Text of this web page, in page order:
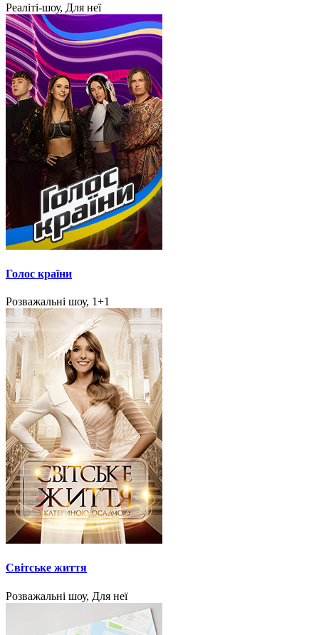
Реаліті-шоу, Для неї
Голос країни
Розважальні шоу, 1+1
Світське життя
Розважальні шоу, Для неї